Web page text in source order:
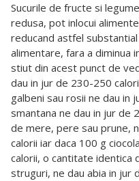
Sucurile de fructe si
redusa, pot inlocui
reducand astfel
alimentare, fara a diminua
stiut din acest punct de
dau in jur de 230-250
galbeni sau rosii ne dau in
smantana ne dau in jur de
de mere, pere sau prune,
calorii iar daca 100 g
calorii, o cantitate identica
struguri, ne dau abia in jur